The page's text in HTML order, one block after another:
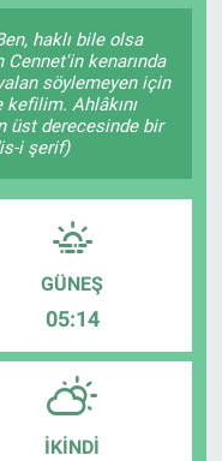
haklı bile olsa
kenarında
söylemeyen için
Ahlâkını
üst derecesinde bir
i şerif)
GÜNEŞ
05:14
İKINDI